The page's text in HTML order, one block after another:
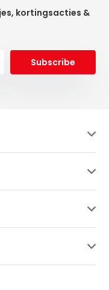
kortingsacties &
Subscribe